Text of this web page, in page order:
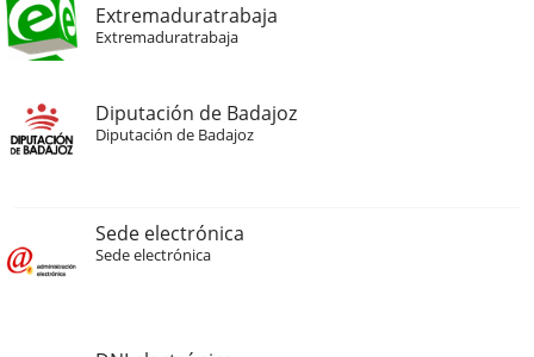
Extremaduratrabaja
Extremaduratrabaja
Diputación de Badajoz
Diputación de Badajoz
Sede electrónica
Sede electrónica